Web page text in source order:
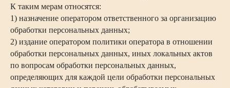
К таким мерам относятся:
1) назначение оператором ответственного за организацию
обработки персональных данных;
2) издание оператором политики оператора в отношении
обработки персональных данных, иных локальных актов
по вопросам обработки персональных данных,
определяющих для каждой цели обработки персональных